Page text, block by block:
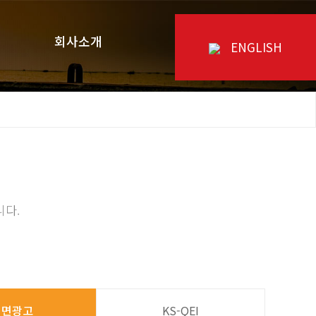
ENGLISH
회사소개
다.
광고 KS-QEI